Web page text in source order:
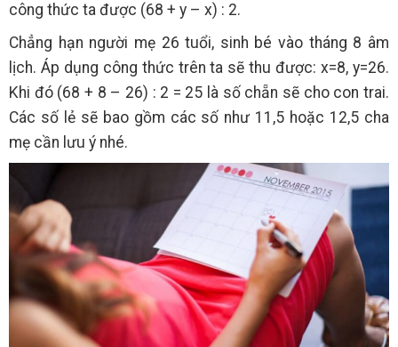
công thức ta được (68 + y – x) : 2.
Chẳng hạn người mẹ 26 tuổi, sinh bé vào tháng 8 âm
lịch. Áp dụng công thức trên ta sẽ thu được: x=8, y=26.
Khi đó (68 + 8 – 26) : 2 = 25 là số chẵn sẽ cho con trai.
Các số lẻ sẽ bao gồm các số như 11,5 hoặc 12,5 cha
mẹ cần lưu ý nhé.